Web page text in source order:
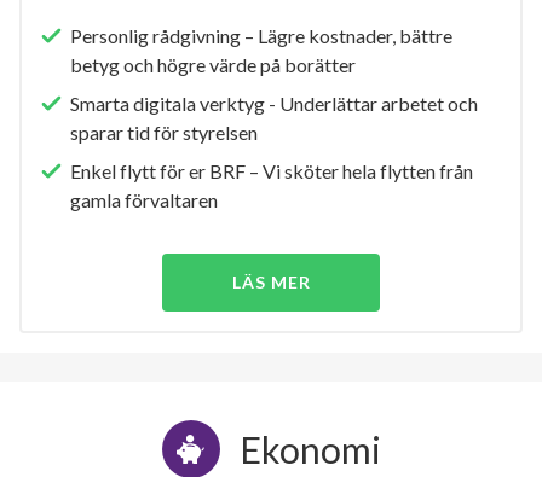
Personlig rådgivning – Lägre kostnader, bättre
betyg och högre värde på borätter
Smarta digitala verktyg - Underlättar arbetet och
sparar tid för styrelsen
Enkel flytt för er BRF – Vi sköter hela flytten från
gamla förvaltaren
LÄS MER
Ekonomi